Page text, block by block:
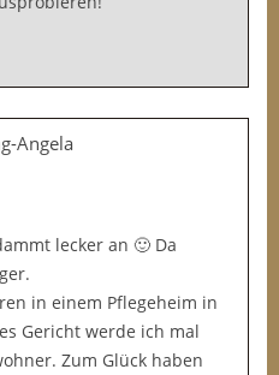
Angela
lecker an 🙂 Da
in einem Pflegeheim in
Gericht werde ich mal
Zum Glück haben